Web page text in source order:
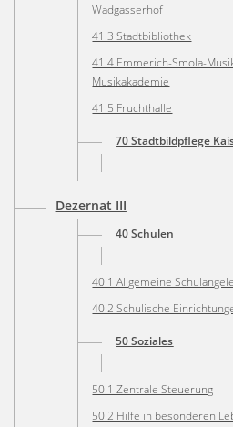
Wadgasserhof
41.3 Stadtbibliothek
41.4 Emmerich-Smola-
Musikakademie
41.5 Fruchthalle
70 Stadtbildpflege
Dezernat III
40 Schulen
40.1 Allgemeine
40.2 Schulische
50 Soziales
50.1 Zentrale Steuerung
50.2 Hilfe in besonderen